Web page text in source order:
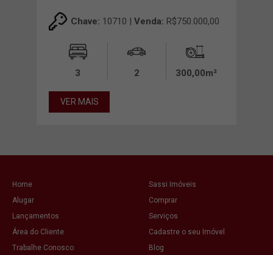
Chave: 10710 | Venda: R$750.000,00
3 2 300,00m²
VER MAIS
Home
Sassi Imóveis
Alugar
Comprar
Lançamentos
Serviços
Área do Cliente
Cadastre o seu Imóvel
Trabalhe Conosco
Blog